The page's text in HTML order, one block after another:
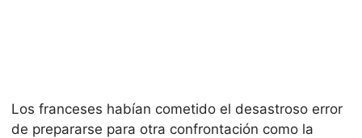
Los franceses habían cometido el desastroso error
de prepararse para otra confrontación como la